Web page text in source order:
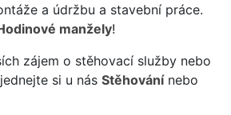
a údržbu a stavební práce.
manžely!
zájem o stěhovací služby nebo
si u nás Stěhovánínebo